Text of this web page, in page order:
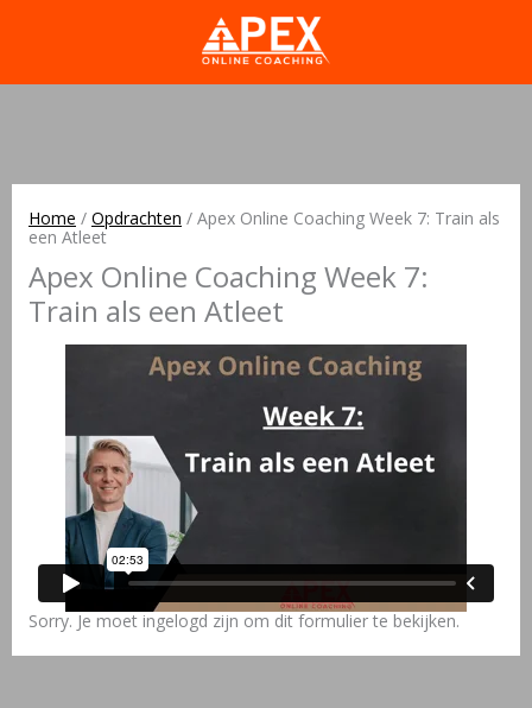
Home / Opdrachten / Apex Online Coaching Week 7: Train als
een Atleet
Apex Online Coaching Week 7:
Train als een Atleet
Sorry. Je moet ingelogd zijn om dit formulier te bekijken.